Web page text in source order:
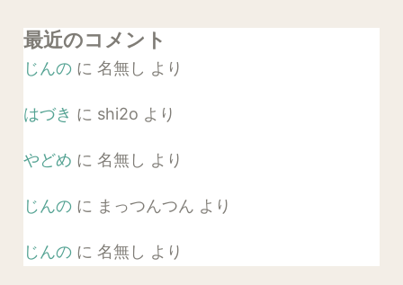
最近のコメント
じんのに 名無し より
はづき に shi2o より
やどめ に 名無し より
じんのに まっつんつん より
じんのに 名無し より